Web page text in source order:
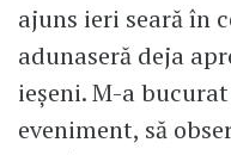
ajuns ieri seară în
adunaseră deja
ieșeni. M-a
eveniment, să